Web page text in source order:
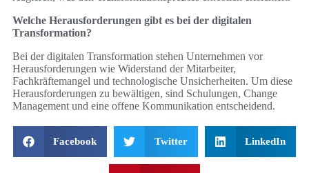
Welche Herausforderungen gibt es bei der digitalen
Transformation?
Bei der digitalen Transformation stehen Unternehmen vor
Herausforderungen wie Widerstand der Mitarbeiter,
Fachkräftemangel und technologische Unsicherheiten. Um diese
Herausforderungen zu bewältigen, sind Schulungen, Change
Management und eine offene Kommunikation entscheidend.
Facebook Twitter LinkedIn